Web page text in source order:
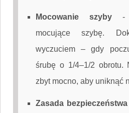
Mocowanie szyby
mocujące szybę.
wyczuciem – gdy
śrubę o 1/4–1/2 obrotu.
zbyt mocno, aby uniknąć
Zasada bezpieczeństwa